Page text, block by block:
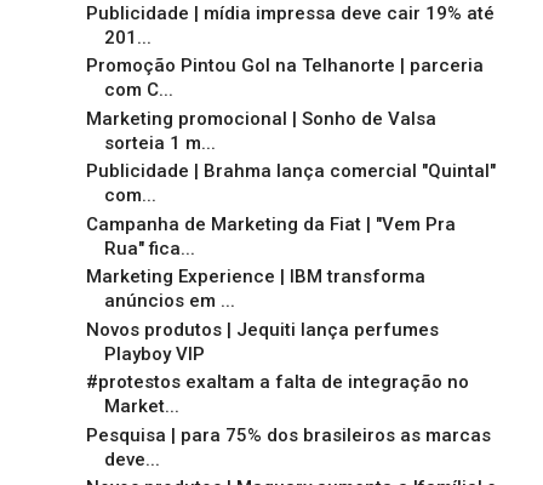
Publicidade | mídia impressa deve cair 19% até
201...
Promoção Pintou Gol na Telhanorte | parceria
com C...
Marketing promocional | Sonho de Valsa
sorteia 1 m...
Publicidade | Brahma lança comercial "Quintal"
com...
Campanha de Marketing da Fiat | "Vem Pra
Rua" fica...
Marketing Experience | IBM transforma
anúncios em ...
Novos produtos | Jequiti lança perfumes
Playboy VIP
#protestos exaltam a falta de integração no
Market...
Pesquisa | para 75% dos brasileiros as marcas
deve...